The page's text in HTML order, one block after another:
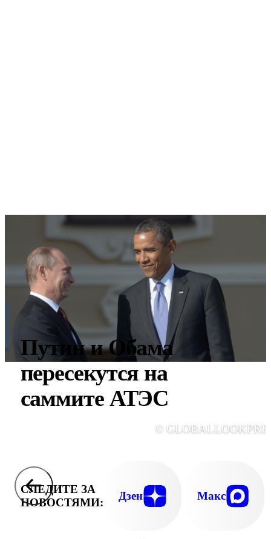
Путин и Обама
пересекутся на
саммите АТЭС
©
СЛЕДИТЕ ЗА
НОВОСТЯМИ:
Дзен Макс